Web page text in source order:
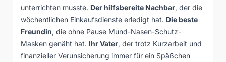
unterrichten musste. Der hilfsbereite Nachbar, der die
wöchentlichen Einkaufsdienste erledigt hat. Die beste
Freundin, die ohne Pause Mund-Nasen-Schutz-
Masken genäht hat. Ihr Vater, der trotz Kurzarbeit und
finanzieller Verunsicherung immer für ein Späßchen